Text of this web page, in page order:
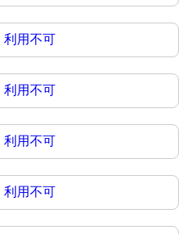
利用不可
利用不可
利用不可
利用不可